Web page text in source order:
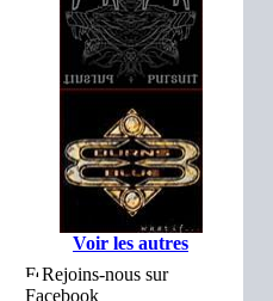
Voir les autres
Rejoins-nous sur
Facebook